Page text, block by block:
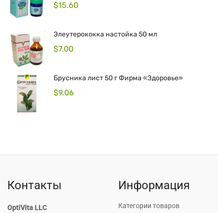
$15.60
Элеутерококка настойка 50 мл
$7.00
Брусника лист 50 г Фирма «Здоровье»
$9.06
Контакты
OptiVita LLC
Информация
Категории товаров